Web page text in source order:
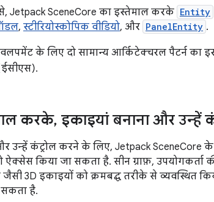
Jetpack SceneCore का इस्तेमाल करके Entity
, स्टीरियोस्कोपिक वीडियो, और PanelEntity .
के लिए दो सामान्य आर्किटेक्चरल पैटर्न का
करके, इकाइयां बनाना और उन्हें
उन्हें कंट्रोल करने के लिए, Jetpack SceneCore के
किया जा सकता है. सीन ग्राफ़, उपयोगकर्ता
3D इकाइयों को क्रमबद्ध तरीके से व्यवस्थित
सकता है.